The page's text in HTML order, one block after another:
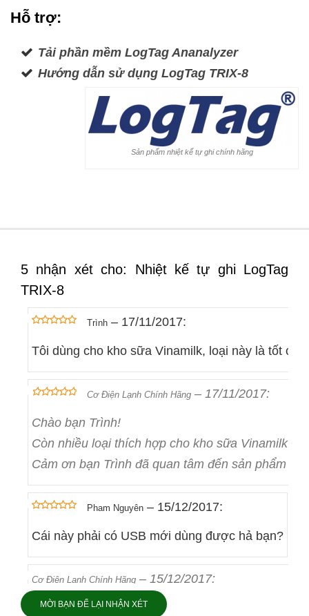
Hỗ trợ:
Tải phần mềm LogTag Ananalyzer
Hướng dẫn sử dụng LogTag TRIX-8
Sản phẩm nhiệt kế tự ghi chính hãng
5 nhận xét cho: Nhiệt kế tự ghi LogTag
TRIX-8
Trình – 17/11/2017:
Tôi dùng cho kho sữa Vinamilk, loại này là tốt
Cơ Điện Lạnh Chính Hãng – 17/11/2017:
Chào bạn Trình!
Còn nhiều loại thích hợp cho kho sữa Vinamilk.
Cảm ơn bạn Trình đã quan tâm đến sản phẩm
Pham Nguyên – 15/12/2017:
Cái này phải có USB mới dùng được hả bạn?
Cơ Điện Lạnh Chính Hãng – 15/12/2017:
Kính gửi anh Nguyên,
MỜI BẠN ĐỂ LẠI NHẬN XÉT